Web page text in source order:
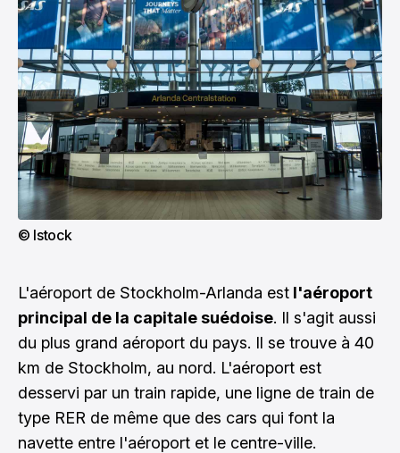
© Istock
L'aéroport de Stockholm-Arlanda est l'aéroport
principal de la capitale suédoise. Il s'agit aussi
du plus grand aéroport du pays. Il se trouve à 40
km de Stockholm, au nord. L'aéroport est
desservi par un train rapide, une ligne de train de
type RER de même que des cars qui font la
navette entre l'aéroport et le centre-ville.